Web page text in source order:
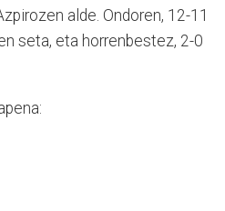
alde. Ondoren, 12-11
seta, eta horrenbestez, 2-0